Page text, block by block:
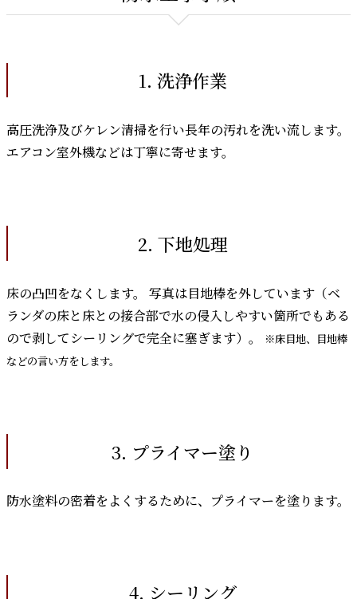
1. 洗浄作業
高圧洗浄及びケレン清掃を行い長年の汚れを洗い流します。
エアコン室外機などは丁寧に寄せます。
2. 下地処理
床の凸凹をなくします。 写真は目地棒を外しています（ベ
ランダの床と床との接合部で水の侵入しやすい箇所でもある
ので剥してシーリングで完全に塞ぎます）。
※床目地、目地棒
などの言い方をします。
3. プライマー塗り
防水塗料の密着をよくするために、プライマーを塗ります。
4. シーリング